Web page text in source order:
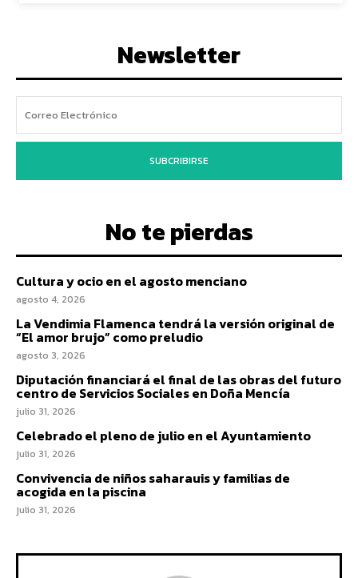
Newsletter
SUBCRIBIRSE
No te pierdas
Cultura y ocio en el agosto menciano
agosto 4, 2026
La Vendimia Flamenca tendrá la versión original de
“El amor brujo” como preludio
agosto 3, 2026
Diputación financiará el final de las obras del futuro
centro de Servicios Sociales en Doña Mencía
julio 31, 2026
Celebrado el pleno de julio en el Ayuntamiento
julio 31, 2026
Convivencia de niños saharauis y familias de
acogida en la piscina
julio 31, 2026